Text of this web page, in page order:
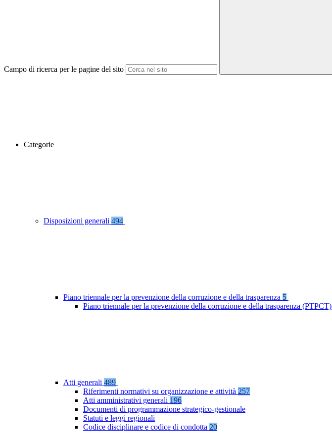
Campo di ricerca per le pagine del sito
Categorie
Disposizioni generali 494
Piano triennale per la prevenzione della corruzione e della trasparenza 5
Piano triennale per la prevenzione della corruzione e della trasparenza (PTPCT)
Atti generali 489
Riferimenti normativi su organizzazione e attività 257
Atti amministrativi generali 196
Documenti di programmazione strategico-gestionale
Statuti e leggi regionali
Codice disciplinare e codice di condotta 20